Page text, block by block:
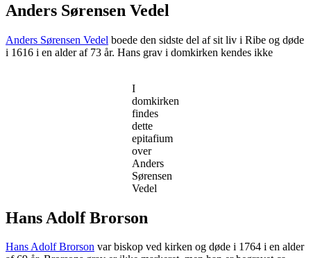
Anders Sørensen Vedel
Anders Sørensen Vedel boede den sidste del af sit liv i Ribe og døde
i 1616 i en alder af 73 år. Hans grav i domkirken kendes ikke
I
domkirken
findes
dette
epitafium
over
Anders
Sørensen
Vedel
Hans Adolf Brorson
Hans Adolf Brorson var biskop ved kirken og døde i 1764 i en alder